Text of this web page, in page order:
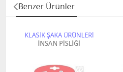
Benzer Ürünler
KLASİK ŞAKA ÜRÜNLERİ
İNSAN PİSLİĞİ